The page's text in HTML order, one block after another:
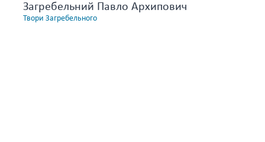
Загребельний Павло Архипович
Твори Загребельного